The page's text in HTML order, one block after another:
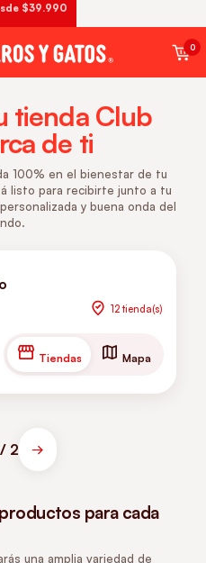
0
tienda Club
de ti
100% en el bienestar de tu
listo para recibirte junto a tu
y buena onda del
12 tienda(s)
Tiendas Mapa
2 →
para cada
una amplia variedad de
$39.990